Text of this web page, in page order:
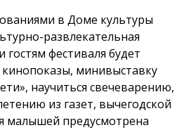
в Доме культуры
развлекательная
фестиваля будет
минивыставку
научиться свечеварению,
из газет, вычегодской
малышей предусмотрена